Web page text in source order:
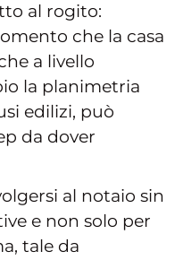
al rogito:
che la casa
a livello
la planimetria
edilizi, può
da dover
al notaio sin
e non solo per
tale da